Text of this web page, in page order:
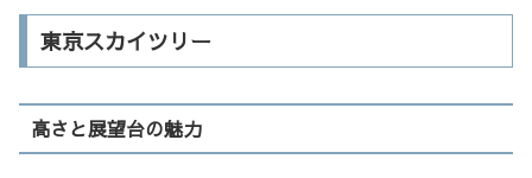
東京スカイツリー
高さと展望台の魅力